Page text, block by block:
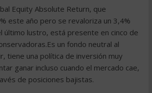
Equity Absolute Return, que
este año pero se revaloriza un 3,4%
último lustro, está presente en cinco de
un fondo neutral al
tiene una política de inversión muy
ganar incluso cuando el mercado cae,
de posiciones bajistas.